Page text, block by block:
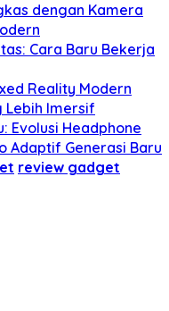
dengan Kamera
Cara Baru Bekerja
Reality Modern
Lebih Imersif
Evolusi Headphone
Adaptif Generasi Baru
review gadget